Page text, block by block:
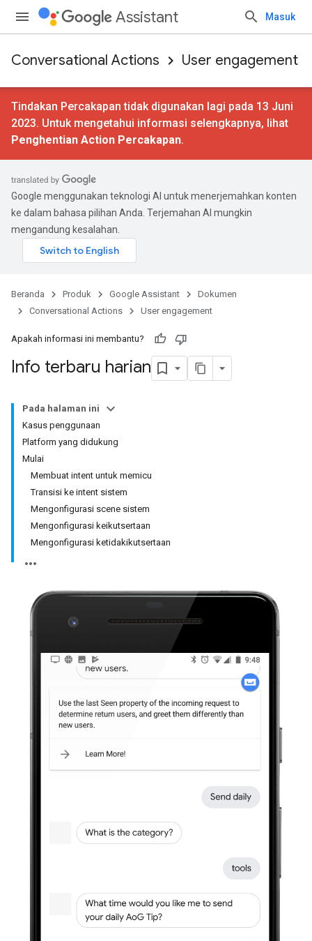
Assistant Masuk
Conversational Actions User engagement
Tindakan Percakapan tidak digunakan lagi pada 13 Juni
2023. Untuk mengetahui informasi selengkapnya, lihat
Penghentian Action Percakapan.
Google menggunakan teknologi AI untuk menerjemahkan konten
ke dalam bahasa pilihan Anda. Terjemahan AI mungkin
mengandung kesalahan.
Beranda Produk Google Assistant
Dokumen
Conversational Actions
User engagement
Apakah informasi ini membantu?
Info terbaru harian
Pada halaman ini
Kasus penggunaan
Platform yang didukung
Mulai
Membuat intent untuk memicu
Transisi ke intent sistem
Mengonfigurasi scene sistem
Mengonfigurasi keikutsertaan
Mengonfigurasi ketidakikutsertaan